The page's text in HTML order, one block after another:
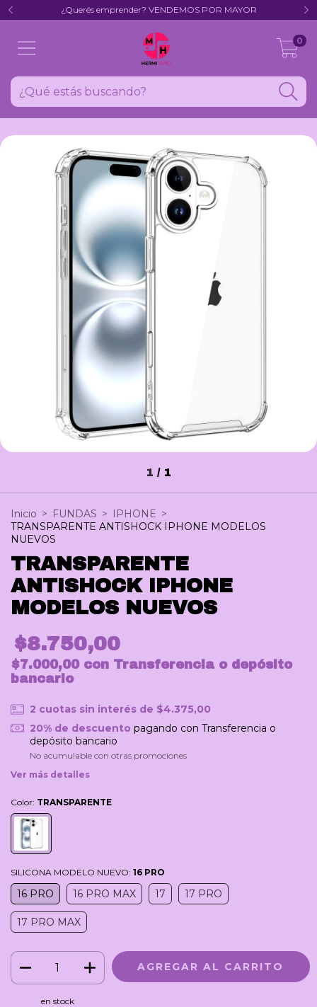
¿Querés emprender? VENDEMOS POR MAYOR
0
1 / 1
Inicio > FUNDAS > IPHONE >
TRANSPARENTE ANTISHOCK IPHONE MODELOS
NUEVOS
TRANSPARENTE
ANTISHOCK IPHONE
MODELOS NUEVOS
$8.750,00
$7.000,00 con Transferencia o depósito
bancario
2 cuotas sin interés de $4.375,00
20% de descuento pagando con Transferencia o
depósito bancario
No acumulable con otras promociones
Ver más detalles
Color: TRANSPARENTE
SILICONA MODELO NUEVO: 16 PRO
16 PRO 16 PRO MAX 17 17 PRO
17 PRO MAX
en stock